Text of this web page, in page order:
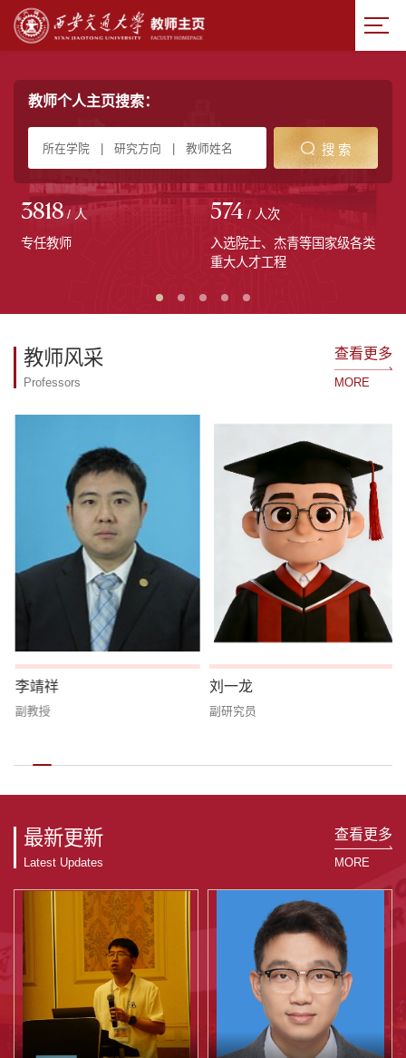
教师个人主页搜索：
搜 索
3818 / 人
专任教师
574 / 人次
入选院士、杰青等国家级各类
重大人才工程
教师风采
Professors
查看更多
MORE
李靖祥
副教授
刘一龙
副研究员
最新更新
Latest Updates
查看更多
MORE